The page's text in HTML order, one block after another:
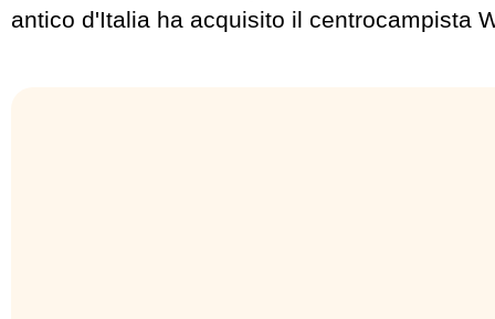
antico d'Italia ha acquisito il centrocampista